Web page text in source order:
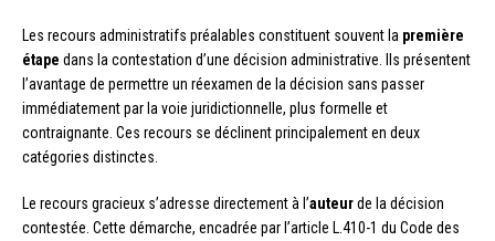
Les recours administratifs préalables constituent souvent la première
étape dans la contestation d’une décision administrative. Ils présentent
l’avantage de permettre un réexamen de la décision sans passer
immédiatement par la voie juridictionnelle, plus formelle et
contraignante. Ces recours se déclinent principalement en deux
catégories distinctes.
Le recours gracieux s’adresse directement à l’auteurde la décision
contestée. Cette démarche, encadrée par l’article L.410-1 du Code des